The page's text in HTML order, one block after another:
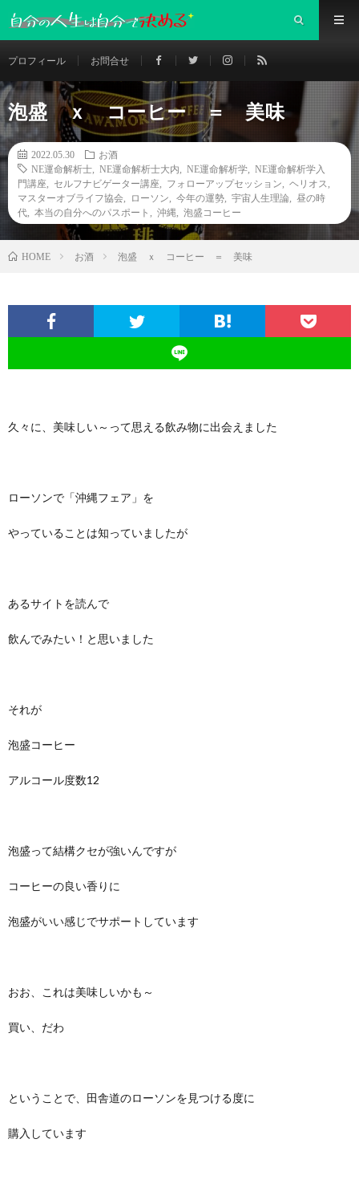
プロフィール お問合せ
泡盛 ｘ コーヒー ＝ 美味
2022.05.30
お酒
NE運命解析士
NE運命解析士大内 NE運命解析学
NE運命解析学入
門講座
セルフナビゲーター講座 フォローアップセッション ヘリオス
マスターオブライフ協会
ローソン 今年の運勢 宇宙人生理論
昼の時
代
本当の自分へのパスポート 沖縄 泡盛コーヒー
HOME お酒 泡盛 ｘ コーヒー ＝ 美味
久々に、美味しい～って思える飲み物に出会えました
ローソンで「沖縄フェア」を
やっていることは知っていましたが
あるサイトを読んで
飲んでみたい！と思いました
それが
泡盛コーヒー
アルコール度数12
泡盛って結構クセが強いんですが
コーヒーの良い香りに
泡盛がいい感じでサポートしています
おお、これは美味しいかも～
買い、だわ
ということで、田舎道のローソンを見つける度に
購入しています